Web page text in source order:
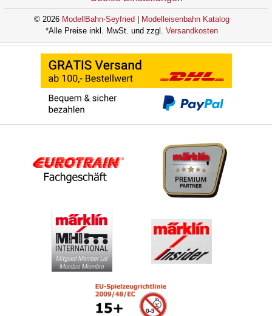
© 2026 ModellBahn-Seyfried
Modelleisenbahn Katalog
*Alle Preise inkl. MwSt. und zzgl. Versandkosten